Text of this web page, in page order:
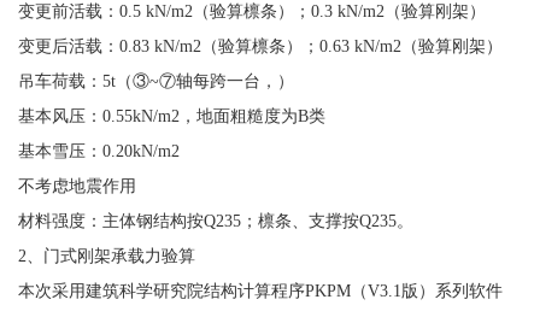
变更前活载：0.5 kN/m2（验算檩条）；0.3 kN/m2（验算刚架）
变更后活载：0.83 kN/m2（验算檩条）；0.63 kN/m2（验算刚架）
吊车荷载：5t（③~⑦轴每跨一台，）
基本风压：0.55kN/m2，地面粗糙度为B类
基本雪压：0.20kN/m2
不考虑地震作用
材料强度：主体钢结构按Q235；檩条、支撑按Q235。
2、门式刚架承载力验算
本次采用建筑科学研究院结构计算程序PKPM（V3.1版）系列软件